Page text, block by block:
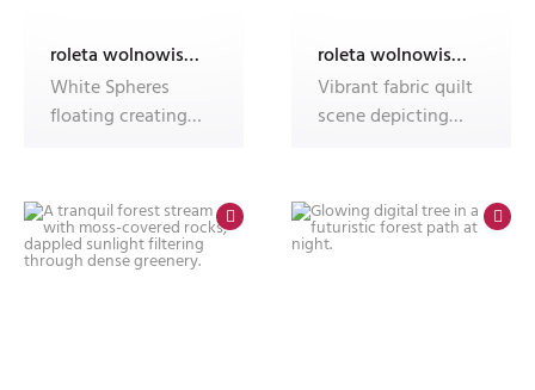
roleta wolnowisząca electro z nadrukiem
White Spheres
floating creating a
roleta wolnowisząca electro z nadrukiem
Vibrant fabric quilt
scene depicting